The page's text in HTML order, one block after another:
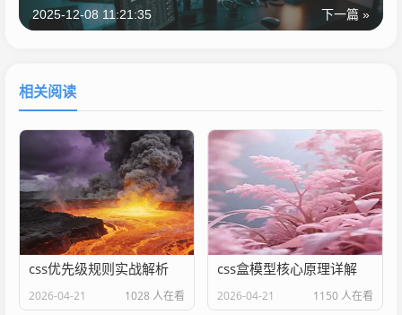
下一篇 »
2025-12-08 11:21:35
相关阅读
css优先级规则实战解析
2026-04-21 1028 人在看
css盒模型核心原理详解
2026-04-21 1150 人在看